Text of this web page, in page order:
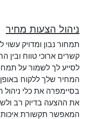
ניהול הצעות מחיר
תמחור נבון ומדויק
קשרים ארוכי טווח
לסייע לך לשמור על
המחיר שלך ללקוח
בסיימפרה את כלי
את ההצעה בדיוק רב
המאפשר תקשורת